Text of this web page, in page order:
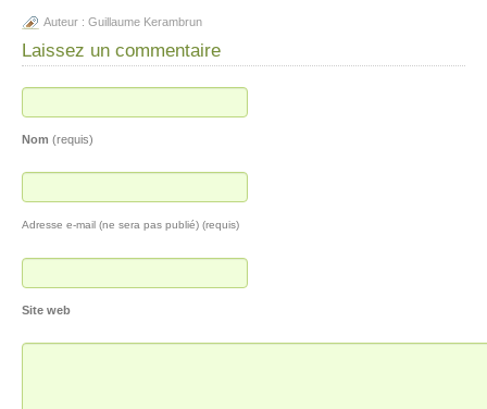
Auteur : Guillaume Kerambrun
Laissez un commentaire
Nom (requis)
Adresse e-mail (ne sera pas publié) (requis)
Site web